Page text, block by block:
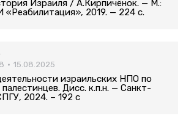
Израиля / А.Кирпичёнок. — М.:
«Реабилитация», 2019. — 224 с.
15.08.2025
израильских НПО по
Дисс. к.п.н. — Санкт-
2024. – 192 с